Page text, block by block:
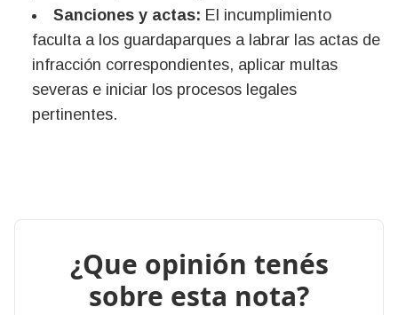
Sanciones y actas: El incumplimiento
faculta a los guardaparques a labrar las actas de
infracción correspondientes, aplicar multas
severas e iniciar los procesos legales
pertinentes.
¿Que opinión tenés
sobre esta nota?